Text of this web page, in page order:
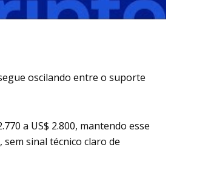
oscilando entre o suporte
a US$ 2.800, mantendo esse
sinal técnico claro de